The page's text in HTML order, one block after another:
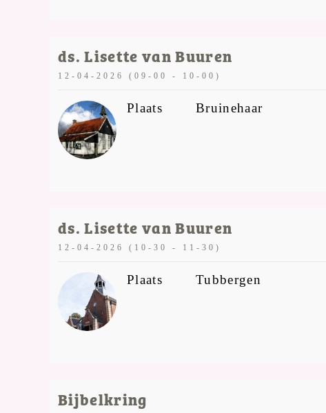
ds. Lisette van Buuren
12-04-2026 (09-00 - 10-00)
Plaats Bruinehaar
ds. Lisette van Buuren
12-04-2026 (10-30 - 11-30)
Plaats Tubbergen
Bijbelkring